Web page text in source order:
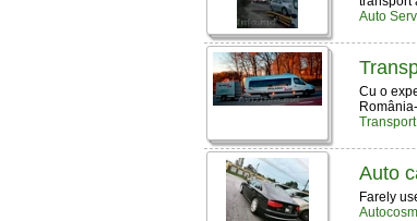
Auto
Cu o
Auto
Farely